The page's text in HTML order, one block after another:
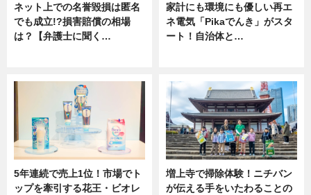
ネット上での名誉毀損は匿名
でも成立!?損害賠償の相場
は？【弁護士に聞く…
家計にも環境にも優しい再エ
ネ電気「Pikaでんき」がスタ
ート！自治体と…
5年連続で売上1位！市場でト
ップを牽引する花王・ビオレ
増上寺で掃除体験！ニチバン
が伝える手をいたわることの